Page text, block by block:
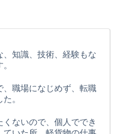
、知識、技術、経験もな
、職場になじめず、転職
。
ないので、個人ででき